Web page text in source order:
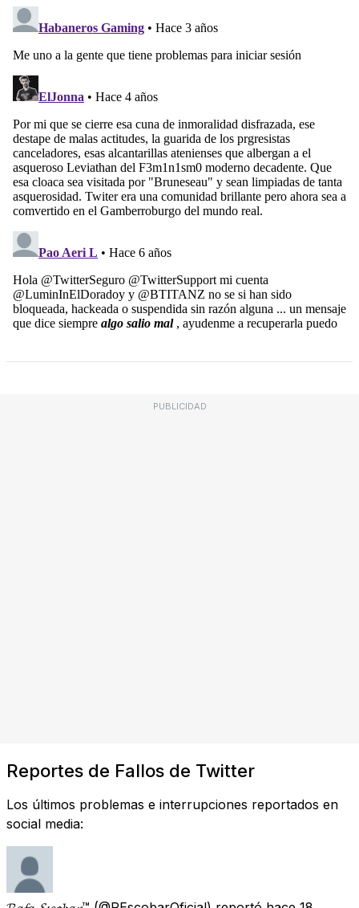
PUBLICIDAD
Reportes de Fallos de Twitter
Los últimos problemas e interrupciones reportados en
social media: